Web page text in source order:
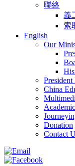
聯絡
義
索
English
Our
China
Donation
Contact